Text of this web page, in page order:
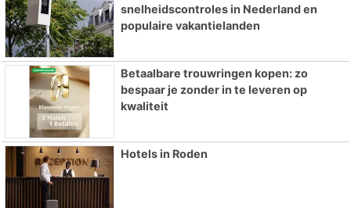
snelheidscontroles in Nederland en
populaire vakantielanden
Betaalbare trouwringen kopen: zo
bespaar je zonder in te leveren op
kwaliteit
Hotels in Roden